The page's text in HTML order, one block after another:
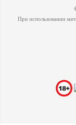
При использовании